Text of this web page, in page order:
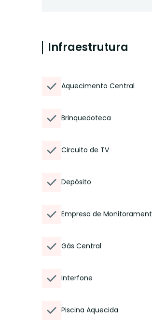
Infraestrutura
Aquecimento Central
Brinquedoteca
Circuito de TV
Depósito
Empresa de
Gás Central
Interfone
Piscina Aquecida